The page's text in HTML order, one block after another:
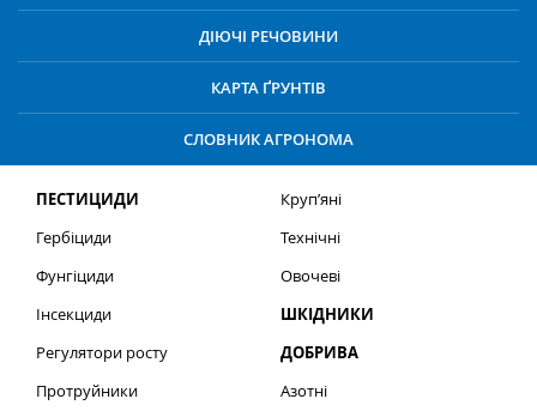
ДІЮЧІ РЕЧОВИНИ
КАРТА ҐРУНТІВ
СЛОВНИК АГРОНОМА
ПЕСТИЦИДИ
Гербіциди
Фунгіциди
Інсекциди
Регулятори росту
Протруйники
Круп’яні
Технічні
Овочеві
ШКІДНИКИ
ДОБРИВА
Азотні